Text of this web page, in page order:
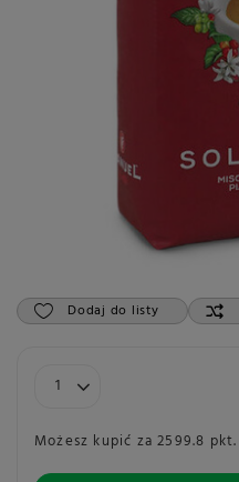
Dodaj do listy
Możesz kupić za2599.8 pkt.